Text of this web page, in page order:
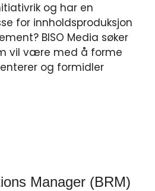
og har en
for innholdsproduksjon
BISO Media søker
vil være med å forme
og formidler
Manager (BRM)